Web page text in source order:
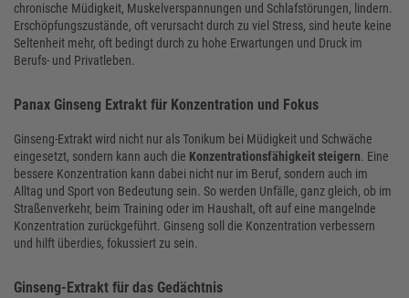
chronische Müdigkeit, Muskelverspannungen und Schlafstörungen, lindern.
Erschöpfungszustände, oft verursacht durch zu viel Stress, sind heute keine
Seltenheit mehr, oft bedingt durch zu hohe Erwartungen und Druck im
Berufs- und Privatleben.
Panax Ginseng Extrakt für Konzentration und Fokus
Ginseng-Extrakt wird nicht nur als Tonikum bei Müdigkeit und Schwäche
eingesetzt, sondern kann auch die Konzentrationsfähigkeit steigern. Eine
bessere Konzentration kann dabei nicht nur im Beruf, sondern auch im
Alltag und Sport von Bedeutung sein. So werden Unfälle, ganz gleich, ob im
Straßenverkehr, beim Training oder im Haushalt, oft auf eine mangelnde
Konzentration zurückgeführt. Ginseng soll die Konzentration verbessern
und hilft überdies, fokussiert zu sein.
Ginseng-Extrakt für das Gedächtnis